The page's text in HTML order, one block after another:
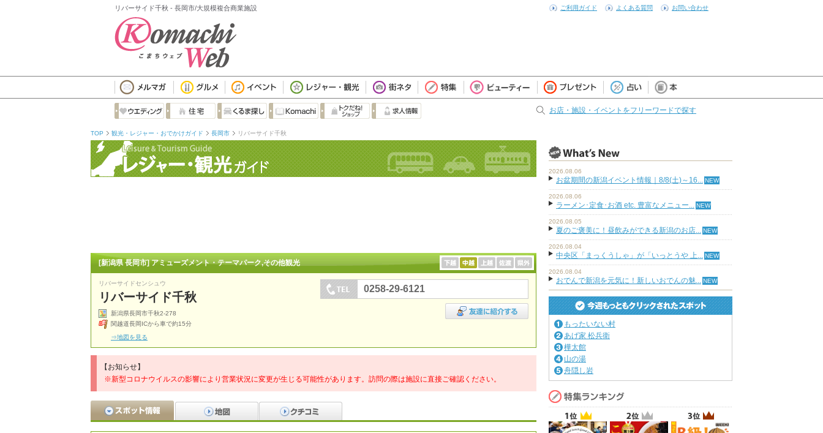
リバーサイド千秋 - 長岡市/大規模複合商業施設 ご利用ガイド よくある質問 お問い合わせ
お店・施設・イベントをフリーワードで探す
TOP 観光・レジャー・おでかけガイド 長岡市 リバーサイド千秋
[新潟県 長岡市] アミューズメント・テーマパーク,その他観光
リバーサイドセンシュウ
リバーサイド千秋
新潟県長岡市千秋2-278
関越道長岡ICから車で約15分
⇒地図を見る
0258-29-6121
【お知らせ】
※新型コロナウイルスの影響により営業状況に変更が生じる可能性があります。訪問の際は施設に直接ご確認ください。
2026.08.06
お盆期間の新潟イベント情報｜8/8(土)～16...
2026.08.06
ラーメン･定食･お酒 etc. 豊富なメニュー...
2026.08.05
夏のご褒美に！昼飲みができる新潟のお店...
2026.08.04
中央区「まっくうしゃ」が「いっとうや 上...
2026.08.04
おでんで新潟を元気に！新しいおでんの魅...
もったいない村
あげ家 松兵衛
樺太館
山の湯
舟隠し岩